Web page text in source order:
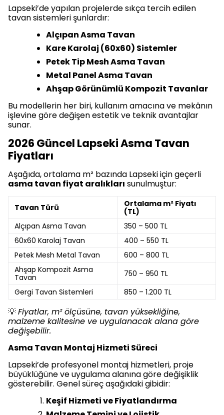
Lapseki’de yapılan projelerde sıkça tercih edilen
tavan sistemleri şunlardır:
Alçıpan Asma Tavan
Kare Karolaj (60x60) Sistemler
Petek Tip Mesh Asma Tavan
Metal Panel Asma Tavan
Ahşap Görünümlü Kompozit Tavanlar
Bu modellerin her biri, kullanım amacına ve mekânın
işlevine göre değişen estetik ve teknik avantajlar
sunar.
2026 Güncel Lapseki Asma Tavan
Fiyatları
Aşağıda, ortalama m² bazında Lapseki için geçerli
asma tavan fiyat aralıkları sunulmuştur:
Tavan Türü
Ortalama m² Fiyatı
(TL)
Alçıpan Asma Tavan
350 – 500 TL
60x60 Karolaj Tavan
400 – 550 TL
Petek Mesh Metal Tavan
600 – 800 TL
Ahşap Kompozit Asma
Tavan
750 – 950 TL
Gergi Tavan Sistemleri
850 – 1.200 TL
💡Fiyatlar, m² ölçüsüne, tavan yüksekliğine,
malzeme kalitesine ve uygulanacak alana göre
değişebilir.
Asma Tavan Montaj Hizmeti Süreci
Lapseki’de profesyonel montaj hizmetleri, proje
büyüklüğüne ve uygulama alanına göre değişiklik
gösterebilir. Genel süreç aşağıdaki gibidir:
Keşif Hizmeti ve Fiyatlandırma